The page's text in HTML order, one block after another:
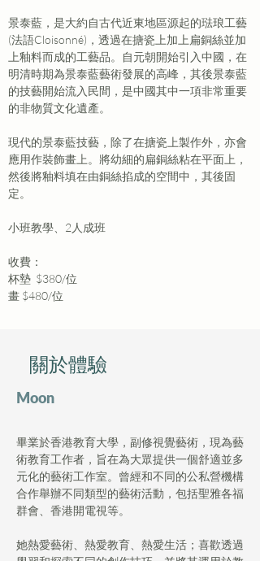
景泰藍，是大約自古代近東地區源起的琺琅工藝
(法語Cloisonné)，透過在搪瓷上加上扁銅絲並加
上釉料而成的工藝品。自元朝開始引入中國，在
明清時期為景泰藍藝術發展的高峰，其後景泰藍
的技藝開始流入民間，是中國其中一項非常重要
的非物質文化遺產。
現代的景泰藍技藝，除了在搪瓷上製作外，亦會
應用作裝飾畫上。將幼細的扁銅絲粘在平面上，
然後將釉料填在由銅絲掐成的空間中，其後固
定。
小班教學、2人成班
收費：
杯墊  $380/位
畫 $480/位
​關於體驗
Moon
畢業於香港教育大學，副修視覺藝術，現為藝
術教育工作者，旨在為大眾提供一個舒適並多
元化的藝術工作室。曾經和不同的公私營機構
合作舉辦不同類型的藝術活動，包括聖雅各福
群會、香港開電視等。
她熱愛藝術、熱愛教育、熱愛生活；喜歡透過